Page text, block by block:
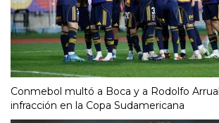
Conmebol multó a Boca y a Rodolfo
infracción en la Copa Sudamericana